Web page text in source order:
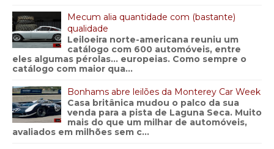
Mecum alia quantidade com (bastante)
qualidade
Leiloeira norte-americana reuniu um
catálogo com 600 automóveis, entre
eles algumas pérolas… europeias. Como sempre o
catálogo com maior qua...
Bonhams abre leilões da Monterey Car Week
Casa britânica mudou o palco da sua
venda para a pista de Laguna Seca. Muito
mais do que um milhar de automóveis,
avaliados em milhões sem c...